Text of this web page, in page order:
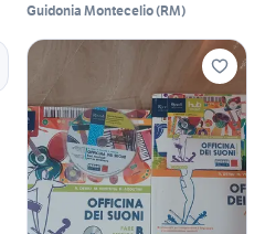
Guidonia Montecelio(RM)